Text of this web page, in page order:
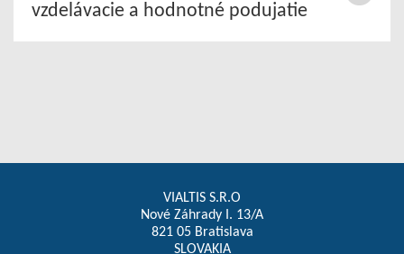
vzdelávacie a hodnotné podujatie
VIALTIS S.R.O
Nové Záhrady I. 13/A
821 05 Bratislava
SLOVAKIA